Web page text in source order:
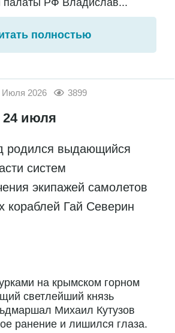
палаты РФ Владислав...
полностью
Июля 2026 3899
24 июля
родился выдающийся
систем
экипажей самолетов
кораблей Гай Северин
на крымском горном
светлейший князь
Михаил Кутузов
ранение и лишился глаза.